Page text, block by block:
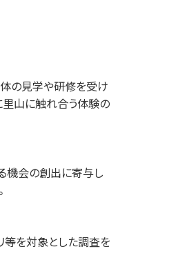
の⾒学や研修を受け
⾥⼭に触れ合う体験の
機会の創出に寄与し
を対象とした調査を